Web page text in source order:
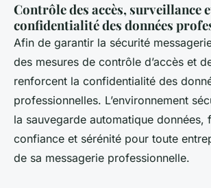
Contrôle des accès, surveillance
confidentialité des données
Afin de garantir la sécurité
des mesures de contrôle d’accès et
renforcent la confidentialité des
professionnelles. L’environnement
la sauvegarde automatique données,
confiance et sérénité pour toute
de sa messagerie professionnelle.